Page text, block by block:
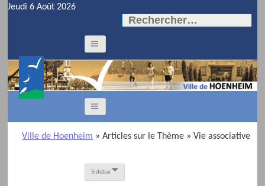
Jeudi 6 Août 2026
Rechercher :
Ville de Hoenheim » Articles sur le Thème » Vie associative
Sidebar